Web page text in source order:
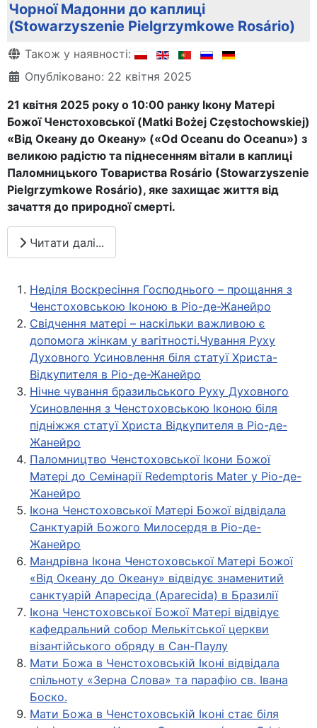
Чорної Мадонни до каплиці
(Stowarzyszenie Pielgrzymkowe Rosário)
Деталі
Також у наявності:
Опубліковано: 22 квітня 2025
21 квітня 2025 року о 10:00 ранку Ікону Матері
Божої Ченстоховської (Matki Bożej Częstochowskiej)
«Від Океану до Океану» («Od Оceanu do Oceanu») з
великою радістю та піднесенням вітали в каплиці
Паломницького Товариства Rosário (Stowarzyszenie
Pielgrzymkowe Rosário), яке захищає життя від
зачаття до природної смерті.
Читати далі...
Неділя Воскресіння Господнього – прощання з
Ченстоховською Іконою в Ріо-де-Жанейро
Свідчення матері – наскільки важливою є
допомога жінкам у вагітності.Чування Руху
Духовного Усиновлення біля статуї Христа-
Відкупителя в Ріо-де-Жанейро
Нічне чування бразильського Руху Духовного
Усиновлення з Ченстоховською Іконою біля
підніжжя статуї Христа Відкупителя в Ріо-де-
Жанейро
Паломництво Ченстоховської Ікони Божої
Матері до Семінарії Redemptoris Mater у Ріо-де-
Жанейро
Ікона Ченстоховської Матері Божої відвідала
Санктуарій Божого Милосердя в Ріо-де-
Жанейро
Мандрівна Ікона Ченстоховської Матері Божої
«Від Океану до Океану» відвідує знаменитий
санктуарій Апаресіда (Aparecida) в Бразилії
Ікона Ченстоховської Божої Матері відвідує
кафедральний собор Мелькітської церкви
візантійського обряду в Сан-Паулу
Мати Божа в Ченстоховській Іконі відвідала
спільноту «Зерна Слова» та парафію св. Івана
Боско.
Мати Божа в Ченстоховській Іконі стає біля